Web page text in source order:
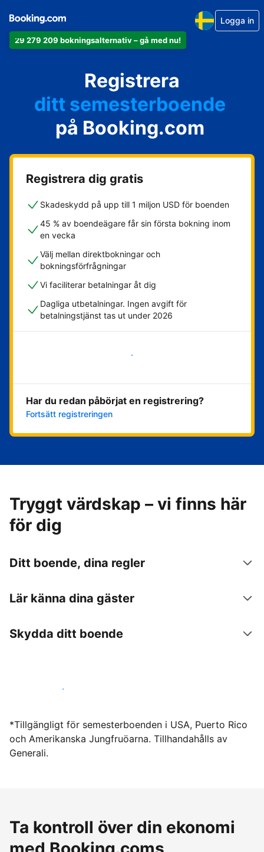
29 279 209 bokningsalternativ – gå med nu!
Logga in
Registrera
din lägenhet
ditt hotell
ditt semesterboende
din camping
ditt B&B
på Booking.com
Registrera dig gratis
Skadeskydd på upp till 1 miljon USD för boenden
45 % av boendeägare får sin första bokning inom
en vecka
Välj mellan direktbokningar och
bokningsförfrågningar
Vi faciliterar betalningar åt dig
Dagliga utbetalningar. Ingen avgift för
betalningstjänst tas ut under 2026
Kom igång nu
Har du redan påbörjat en registrering?
Fortsätt registreringen
Tryggt värdskap – vi finns här
för dig
Ditt boende, dina regler
Lär känna dina gäster
Skydda ditt boende
Hyr ut hos oss idag
*Tillgängligt för semesterboenden i USA, Puerto Rico
och Amerikanska Jungfruöarna. Tillhandahålls av
Generali.
Ta kontroll över din ekonomi